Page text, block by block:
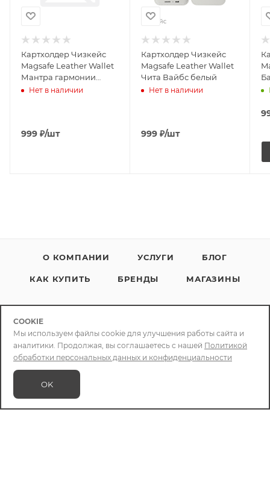
Картхолдер Чизкейс
Magsafe Leather Wallet
Мантра гармонии
черный
Нет в наличии
999 ₽/шт
Картхолдер Чизкейс
Magsafe Leather Wallet
Чита Вайбс белый
Нет в наличии
999 ₽/шт
О КОМПАНИИ УСЛУГИ БЛОГ
КАК КУПИТЬ БРЕНДЫ МАГАЗИНЫ
+79086400088
COOKIE
Мы используем файлы cookie для улучшения работы сайта и
аналитики. Продолжая, вы соглашаетесь с нашей Политикой
обработки персональных данных и конфиденциальности
OK